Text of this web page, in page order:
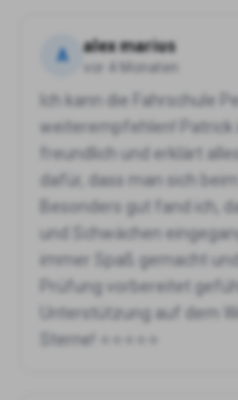
A alex marius
vor 4 Monaten
Ich kann die Fahrschule
weiterempfehlen! Patrick
freundlich und erklärt
dafür, dass man sich
Besonders gut fand ich,
und Schwächen
immer Spaß gemacht
Prüfung vorbereitet
Unterstützung auf dem
Sterne! ⭐⭐⭐⭐⭐